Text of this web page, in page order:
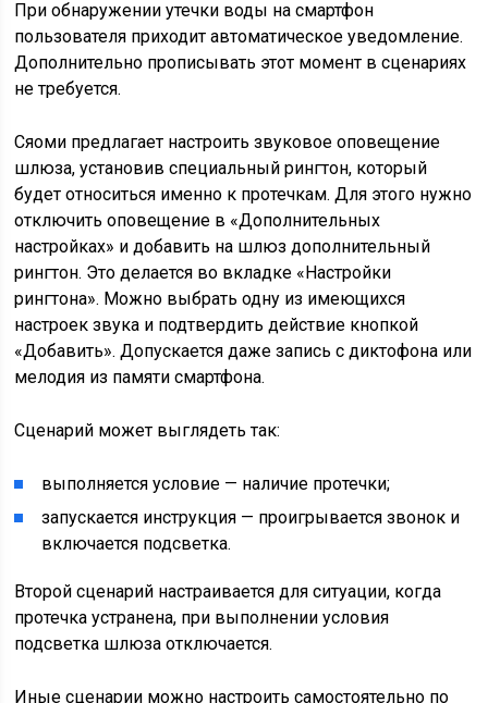
При обнаружении утечки воды на смартфон
пользователя приходит автоматическое уведомление.
Дополнительно прописывать этот момент в сценариях
не требуется.
Сяоми предлагает настроить звуковое оповещение
шлюза, установив специальный рингтон, который
будет относиться именно к протечкам. Для этого нужно
отключить оповещение в «Дополнительных
настройках» и добавить на шлюз дополнительный
рингтон. Это делается во вкладке «Настройки
рингтона». Можно выбрать одну из имеющихся
настроек звука и подтвердить действие кнопкой
«Добавить». Допускается даже запись с диктофона или
мелодия из памяти смартфона.
Сценарий может выглядеть так:
выполняется условие — наличие протечки;
запускается инструкция — проигрывается звонок и
включается подсветка.
Второй сценарий настраивается для ситуации, когда
протечка устранена, при выполнении условия
подсветка шлюза отключается.
Иные сценарии можно настроить самостоятельно по